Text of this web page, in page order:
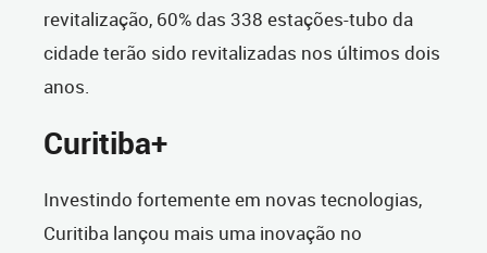
revitalização, 60% das 338 estações-tubo da
cidade terão sido revitalizadas nos últimos dois
anos.
Curitiba+
Investindo fortemente em novas tecnologias,
Curitiba lançou mais uma inovação no